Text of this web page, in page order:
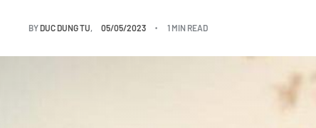
BY DUC DUNG TU 05/05/2023 1 MIN READ